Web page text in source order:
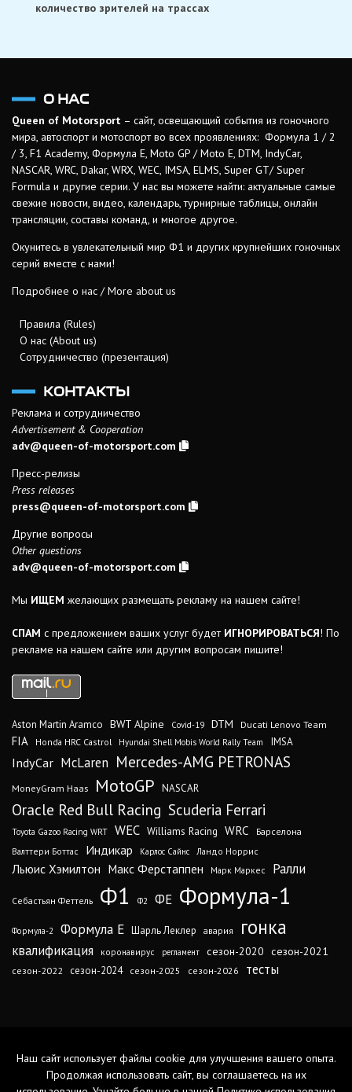
количество зрителей на трассах
О НАС
Queen of Motorsport – сайт, освещающий события из гоночного
мира, автоспорт и мотоспорт во всех проявлениях: Формула 1 / 2
/ 3, F1 Academy, Формула Е, Moto GP / Moto E, DTM, IndyCar,
NASCAR, WRC, Dakar, WRX, WEC, IMSA, ELMS, Super GT/ Super
Formula и другие серии. У нас вы можете найти: актуальные самые
свежие новости, видео, календарь, турнирные таблицы, онлайн
трансляции, составы команд, и многое другое.
Окунитесь в увлекательный мир Ф1 и других крупнейших гоночных
серий вместе с нами!
Подробнее о нас / More about us
Правила (Rules)
О нас (About us)
Сотрудничество (презентация)
КОНТАКТЫ
Реклама и сотрудничество
Advertisement & Cooperation
adv@queen-of-motorsport.com
Пресс-релизы
Press releases
press@queen-of-motorsport.com
Другие вопросы
Other questions
adv@queen-of-motorsport.com
Мы ИЩЕМ желающих размещать рекламу на нашем сайте!
СПАМ с предложением ваших услуг будет ИГНОРИРОВАТЬСЯ! По
рекламе на нашем сайте или другим вопросам пишите!
Aston Martin Aramco BWT Alpine Covid-19 DTM Ducati Lenovo Team
FIA Honda HRC Castrol Hyundai Shell Mobis World Rally Team IMSA
IndyCar McLaren Mercedes-AMG PETRONAS
MoneyGram Haas MotoGP NASCAR
Oracle Red Bull Racing Scuderia Ferrari
Toyota Gazoo Racing WRT WEC Williams Racing WRC
Барселона
Валттери Боттас
Индикар Карлос Сайнс Ландо Норрис
Льюис Хэмилтон Макс Ферстаппен Марк Маркес Ралли
Себастьян Феттель Ф1 Ф2 ФЕ Формула-1
Формула-2 Формула Е Шарль Леклер авария гонка
квалификация коронавирус регламент сезон-2020 сезон-2021
сезон-2022 сезон-2024 сезон-2025 сезон-2026 тесты
Наш сайт использует файлы cookie для улучшения вашего опыта.
Продолжая использовать сайт, вы соглашаетесь на их